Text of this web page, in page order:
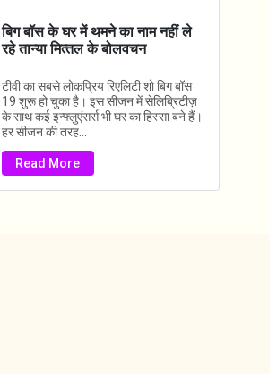
बिग बॉस के घर में थमने का नाम नहीं ले
रहे तान्‍या मित्‍तल के बोलवचन
टीवी का सबसे लोकप्रिय रिएलिटी शो बिग बॉस
19 शुरू हो चुका है। इस सीजन में सेलिब्रिटीज़
के साथ कई इन्फ्लुएंसर्स भी घर का हिस्सा बने हैं।
हर सीजन की तरह...
Read More